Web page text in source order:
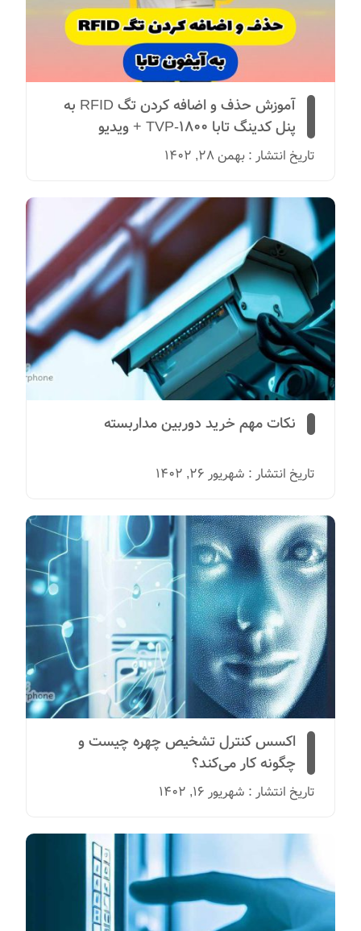
آموزش حذف و اضافه کردن تگ RFID به
پنل کدینگ تابا TVP-1800 + ویدیو
تاریخ انتشار : بهمن 28, 1402
نکات مهم خرید دوربین مداربسته
تاریخ انتشار : شهریور 26, 1402
اکسس کنترل تشخیص چهره چیست و
چگونه کار می‌کند؟
تاریخ انتشار : شهریور 16, 1402